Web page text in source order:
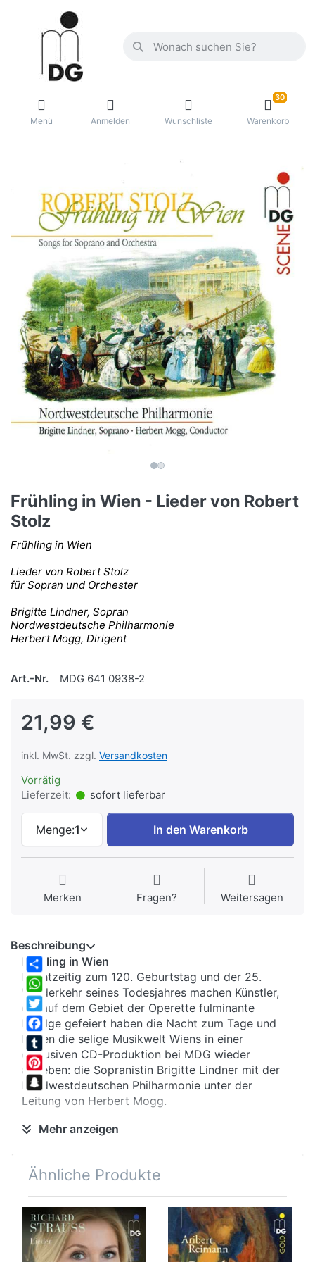
Menü Anmelden Wunschliste
30
Warenkorb
Frühling in Wien - Lieder von Robert
Stolz
Frühling in Wien
Lieder von Robert Stolz
für Sopran und Orchester
Brigitte Lindner, Sopran
Nordwestdeutsche Philharmonie
Herbert Mogg, Dirigent
Art.-Nr. MDG 641 0938-2
21,99 €
inkl. MwSt. zzgl. Versandkosten
Vorrätig
Lieferzeit:
sofort lieferbar
Menge:1 In den Warenkorb
Merken Fragen? Weitersagen
Share
WhatsApp
Twitter
Facebook
Tumblr
Pinterest
Snapchat
Beschreibung
Frühling in Wien
Rechtzeitig zum 120. Geburtstag und der 25.
Wiederkehr seines Todesjahres machen Künstler,
die auf dem Gebiet der Operette fulminante
Erfolge gefeiert haben die Nacht zum Tage und
lassen die selige Musikwelt Wiens in einer
exklusiven CD-Produktion bei MDG wieder
aufleben: die Sopranistin Brigitte Lindner mit der
Nordwestdeutschen Philharmonie unter der
Leitung von Herbert Mogg.
Karriere II
nur schlechte oder gute..." - Operette bei Robert
Stolzistgute Musik – wen wundert's, denn Stolz
"leichte" Aufgabe ausgesprochen ernst nahmen.
Für den umtriebigen Robert Stolz war das
Komponieren eigentlich eine zweite Karriere: Bis zu
seinem 27. Lebensjahr hatte er an seinem -
Mehr anzeigen
Ähnliche Produkte